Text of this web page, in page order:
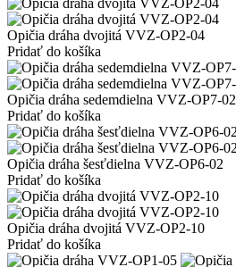
Opičia dráha dvojitá VVZ-OP2-04
Pridať do košíka
Opičia dráha sedemdielna VVZ-OP7-02
Pridať do košíka
Opičia dráha šesťdielna VVZ-OP6-02
Pridať do košíka
Opičia dráha dvojitá VVZ-OP2-10
Pridať do košíka